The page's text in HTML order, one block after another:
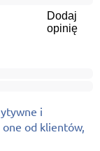
Dodaj
opinię
i
od klientów,